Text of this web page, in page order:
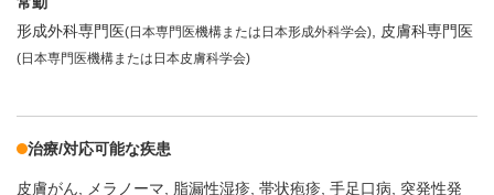
形成外科専門医(日本専門医機構または日本形成外科学会) 皮膚科専門医
(日本専門医機構または日本皮膚科学会)
治療/対応可能な疾患
皮膚がん メラノーマ 脂漏性湿疹 帯状疱疹 手足口病
突発性発